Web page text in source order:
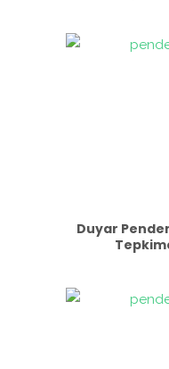
Duyar